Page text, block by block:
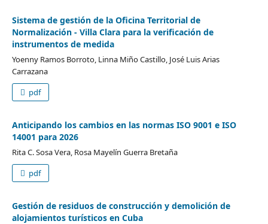
Sistema de gestión de la Oficina Territorial de
Normalización - Villa Clara para la verificación de
instrumentos de medida
Yoenny Ramos Borroto, Linna Miño Castillo, José Luis Arias
Carrazana
pdf
Anticipando los cambios en las normas ISO 9001 e ISO
14001 para 2026
Rita C. Sosa Vera, Rosa Mayelín Guerra Bretaña
pdf
Gestión de residuos de construcción y demolición de
alojamientos turísticos en Cuba